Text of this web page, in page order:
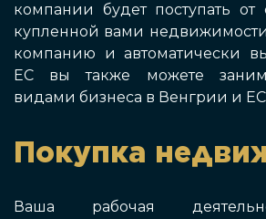
компании будет поступать
купленной вами
компанию и автоматически
ЕС вы также можете
видами бизнеса в Венгрии и
Покупка
Ваша рабочая